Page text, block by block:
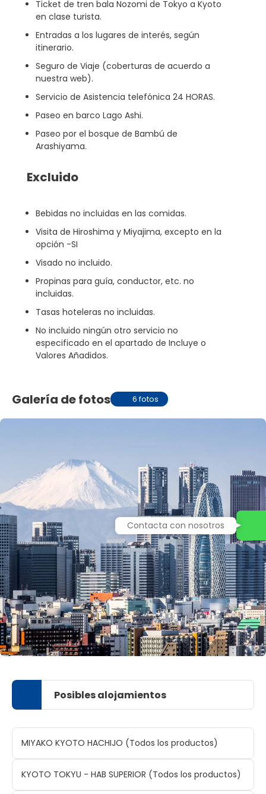
Ticket de tren bala Nozomi de Tokyo a Kyoto
en clase turista.
Entradas a los lugares de interés, según
itinerario.
Seguro de Viaje (coberturas de acuerdo a
nuestra web).
Servicio de Asistencia telefónica 24 HORAS.
Paseo en barco Lago Ashi.
Paseo por el bosque de Bambú de
Arashiyama.
Excluido
Bebidas no incluidas en las comidas.
Visita de Hiroshima y Miyajima, excepto en la
opción -SI
Visado no incluido.
Propinas para guía, conductor, etc. no
incluidas.
Tasas hoteleras no incluidas.
No incluido ningún otro servicio no
especificado en el apartado de Incluye o
Valores Añadidos.
Galería de fotos 6 fotos
Posibles alojamientos
MIYAKO KYOTO HACHIJO (Todos los productos)
KYOTO TOKYU - HAB SUPERIOR (Todos los productos)
Contacta con nosotros